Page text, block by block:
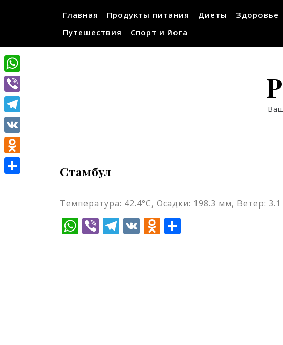
Главная Продукты питания Диеты Здоровье
Путешествия
Спорт и йога
Стамбул
Температура: 42.4°C, Осадки: 198.3 мм, Ветер:
WhatsApp
ViberTelegram
VKOdnoklassniki
WhatsApp
Viber
Telegram
VK
Odnoklassniki